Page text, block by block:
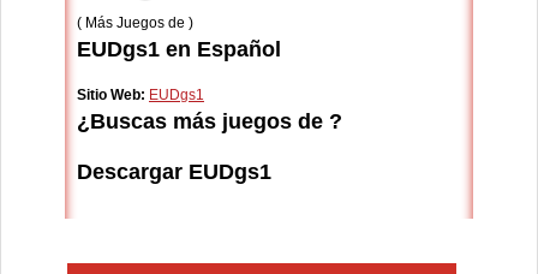
( Más Juegos de )
EUDgs1 en Español
Sitio Web: EUDgs1
¿Buscas más juegos de ?
Descargar EUDgs1